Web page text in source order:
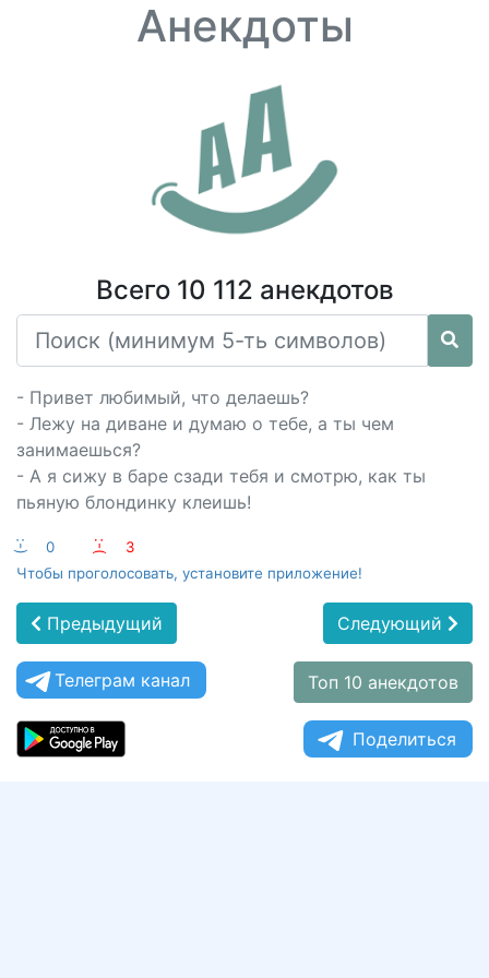
Анекдоты
Всего 10 112 анекдотов
- Привет любимый, что делаешь?
- Лежу на диване и думаю о тебе, а ты чем
занимаешься?
- А я сижу в баре сзади тебя и смотрю, как ты
пьяную блондинку клеишь!
:-) 0 :-(
3
Чтобы проголосовать, установите приложение!
Предыдущий Следующий
Телеграм канал Топ 10 анекдотов
Поделиться